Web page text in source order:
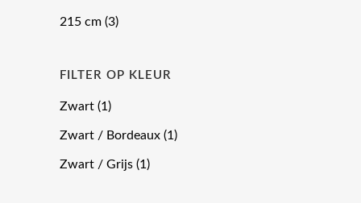
215 cm (3)
FILTER OP KLEUR
Zwart (1)
Zwart / Bordeaux (1)
Zwart / Grijs (1)